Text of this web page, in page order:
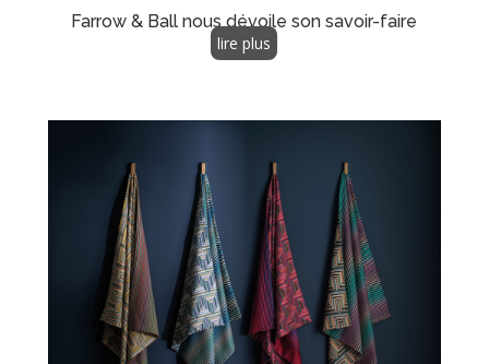
Farrow & Ball nous dévoile son savoir-faire
lire plus